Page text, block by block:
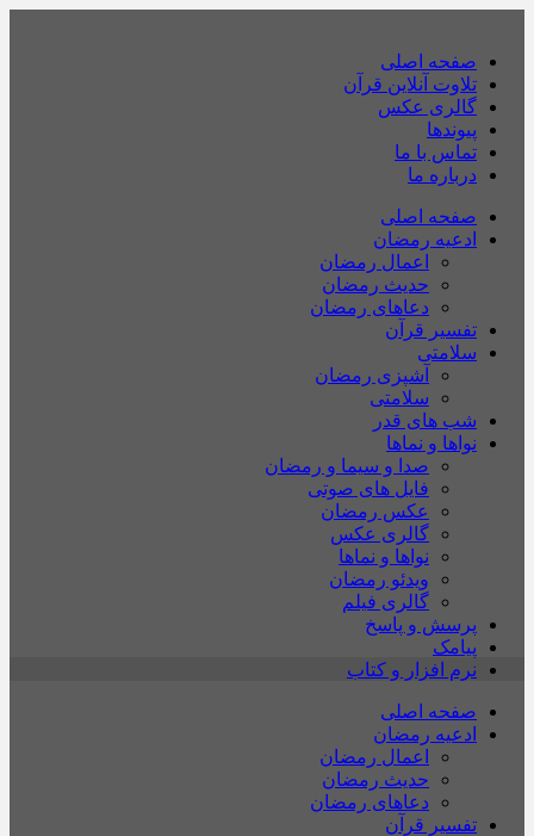
صفحه اصلی
تلاوت آنلاین قرآن
گالری عکس
پیوندها
تماس با ما
درباره ما
صفحه اصلی
ادعیه رمضان
اعمال رمضان
حدیث رمضان
دعاهای رمضان
تفسیر قرآن
سلامتی
آشپزی رمضان
سلامتی
شب های قدر
نواها و نماها
صدا و سیما و رمضان
فایل های صوتی
عکس رمضان
گالری عکس
نواها و نماها
ویدئو رمضان
گالری فیلم
پرسش و پاسخ
پیامک
نرم افزار و کتاب
صفحه اصلی
ادعیه رمضان
اعمال رمضان
حدیث رمضان
دعاهای رمضان
تفسیر قرآن